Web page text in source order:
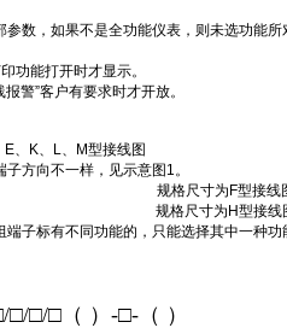
数，如果不是全功能仪表，则未选功能所
功能打开时才显示。
警”客户有要求时才开放。
、K、L、M型接线图
方向不一样，见示意图1。
规格尺寸为F型接线
规格尺寸为H型接线
端子标有不同功能的，只能选择其中一种
□/□（ ）-□-（ ）